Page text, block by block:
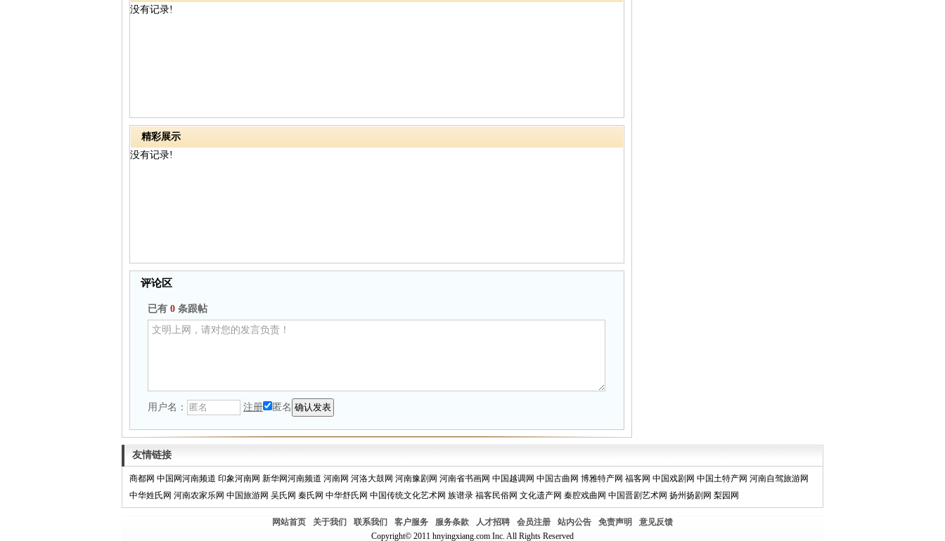
没有记录!
精彩展示
没有记录!
评论区
已有 0 条跟帖
用户名： 注册 匿名
友情链接
商都网 中国网河南频道 印象河南网 新华网河南频道 河南网 河洛大鼓网 河南豫剧网 河南省书画网 中国越调网 中国古曲网 博雅特产网 福客网 中国戏剧网 中国土特产网 河南自驾旅游网
中华姓氏网 河南农家乐网 中国旅游网 吴氏网 秦氏网 中华舒氏网 中国传统文化艺术网 族谱录 福客民俗网 文化遗产网 秦腔戏曲网 中国晋剧艺术网 扬州扬剧网 梨园网
网站首页 关于我们 联系我们 客户服务 服务条款 人才招聘 会员注册 站内公告 免责声明
意见反馈
Copyright© 2011 hnyingxiang.com Inc. All Rights Reserved